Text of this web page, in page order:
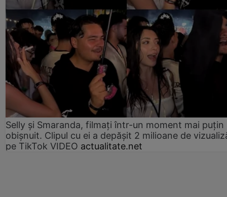
Selly și Smaranda, filmați într-un moment mai puțin
obișnuit. Clipul cu ei a depășit 2 milioane de
pe TikTok VIDEO actualitate.net